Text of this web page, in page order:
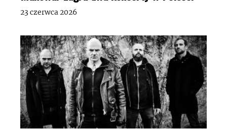
23 czerwca 2026